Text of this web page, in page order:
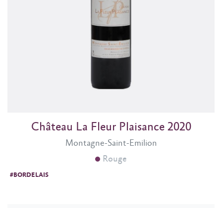
Montagne-Saint-Emilion
Château La Fleur Plaisance 2020
Rouge
#BORDELAIS